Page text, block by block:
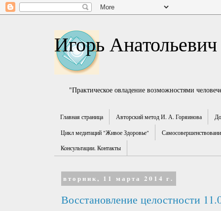
Игорь
"Практическое овладение возможностями
Главная страница Авторский метод И. А. Горяинова
Цикл медитаций "Живое Здоровье"
Консультации. Контакты
вторник, 11 марта 2014 г.
Восстановление целостности